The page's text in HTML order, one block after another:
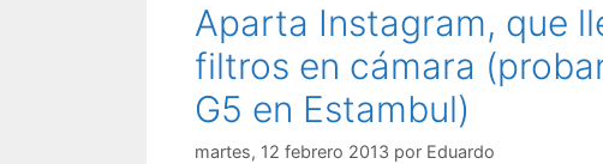
Aparta Instagram, que
filtros en cámara
G5 en Estambul)
martes, 12 febrero 2013 por Eduardo